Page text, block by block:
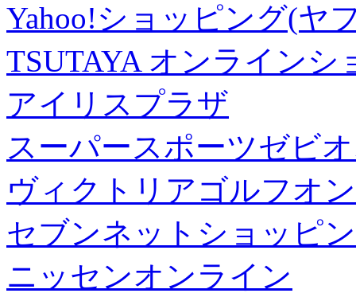
Yahoo!ショッピング(ヤ
TSUTAYA オンラインシ
アイリスプラザ
スーパースポーツゼビ
ヴィクトリアゴルフオ
セブンネットショッピ
ニッセンオンライン